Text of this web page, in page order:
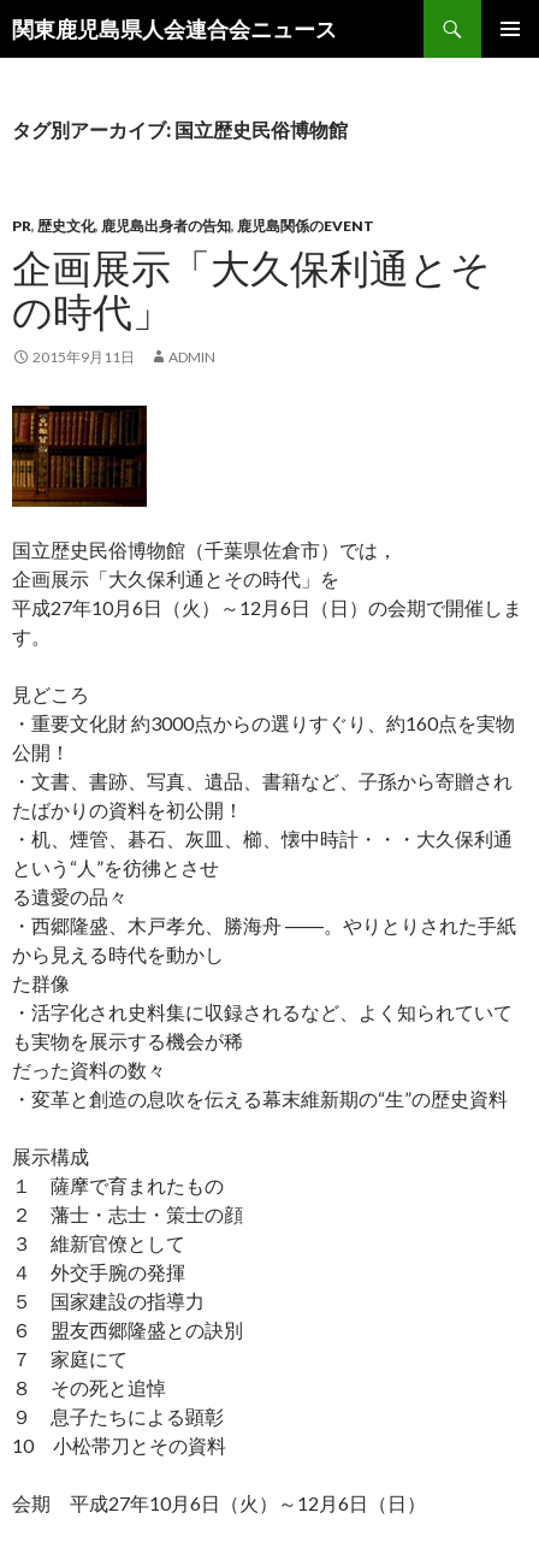
関東鹿児島県人会連合会ニュース
検
索
ン
動
タグ別アーカイブ: 国立歴史民俗博物館
PR, 歴史文化, 鹿児島出身者の告知, 鹿児島関係のEVENT
企画展示「大久保利通とそ
の時代」
2015年9月11日 ADMIN
国立歴史民俗博物館（千葉県佐倉市）では，
企画展示「大久保利通とその時代」を
平成27年10月6日（火）～12月6日（日）の会期で開催しま
す。
見どころ
・重要文化財 約3000点からの選りすぐり、約160点を実物
公開！
・文書、書跡、写真、遺品、書籍など、子孫から寄贈され
たばかりの資料を初公開！
・机、煙管、碁石、灰皿、櫛、懐中時計・・・大久保利通
という“人”を彷彿とさせ
る遺愛の品々
・西郷隆盛、木戸孝允、勝海舟 ――。やりとりされた手紙
から見える時代を動かし
た群像
・活字化され史料集に収録されるなど、よく知られていて
も実物を展示する機会が稀
だった資料の数々
・変革と創造の息吹を伝える幕末維新期の“生”の歴史資料
展示構成
１ 薩摩で育まれたもの
２ 藩士・志士・策士の顔
３ 維新官僚として
４ 外交手腕の発揮
５ 国家建設の指導力
６ 盟友西郷隆盛との訣別
７ 家庭にて
８ その死と追悼
９ 息子たちによる顕彰
10 小松帯刀とその資料
会期 平成27年10月6日（火）～12月6日（日）